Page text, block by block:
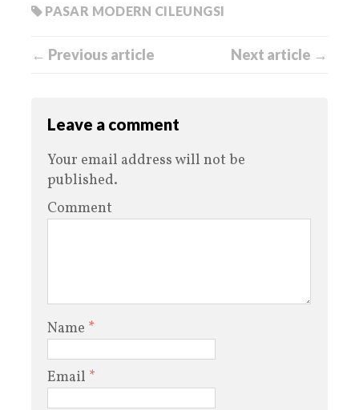
PASAR MODERN CILEUNGSI
← Previous article Next article →
Leave a comment
Your email address will not be
published.
Comment
Name *
Email *